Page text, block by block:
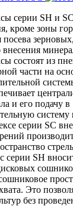
серии SH и
кроме зоны
состоят из
части на
и его подачу в
систему
серии SC
серии SH
Это
без